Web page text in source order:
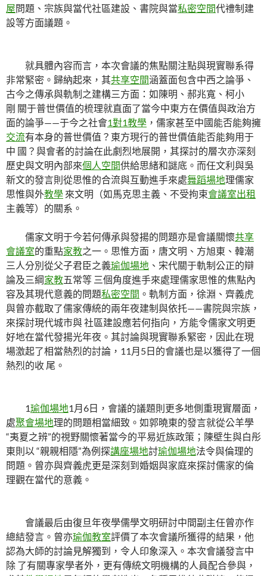
屋問題、宗族與當代社區建設、書院與當私密空間代禮制建
設等方面議題。
就具體內容而言，本次會議的焦點關注點與現實聯系得
非常緊密。歸納起來，其共享空間涵蓋面包含中西之論爭、
古今之傳承與軌制之建構三方面：如陳明、郝兆寬、柯小
剛 關于普世價值的梳理就直面了當今中東方在價值與政治方
面的論爭——于今之社會1對1教學 ，儒家甚至中國能否能夠擁
交流有本身的普世價值？東方現行的普世價值能否能夠用于
中 國？與會者的討論在此劇烈地展開，其探討的層次亦深刻
歷史與文明內部來個人空間供給思緒和謎底。而任文利與吳
新文的發言則從思惟的合流與互動進手來處舞蹈場地理儒家
思惟與外教學 來文明（如馬克思主義、不受拘束會議室出租
主義等）的關系。
儒家文明于今若何傳承與發揚的問題亦是會議關懷共享
會議室的重點家教之一。思惟方面，唐文明、方旭東、韓潮
三人分別從父子君臣之義瑜伽場地 、宋代關于軌制公正的辯
論及三綱家教五常等 三個角度進手來處理儒家思惟的焦點內
容及其現代意義的問題私密空間 。軌制方面，徐淵、齊義虎
與曾亦截取了儒家傳統的兩年夜建制與依托——書院與宗族，
來探討現代城市與 社區建設應若何指向，方能令儒家文明更
好地在當代發揚光年夜。其討論與現實聯系緊密，因此在現
場激起了相當熱烈的討論，11月5日的會議也是以獲得了一個
熱烈的收 尾。
1瑜伽場地1月6日，會議的議題則更多地側重現實層面，
處聚會場地理的問題相當細致。如郭曉東的發言就從公羊學
“夷夏之辨”的視野關懷著當今的平易近族政策；陳壁生與白彤
東則以 “親親相隱”為例探講座場地討瑜伽場地法令與倫理的
問題。曾亦與齊義虎更是深刻到婚姻與家庭來探討儒家的倫
理觀在當代的意義。
會議最后由復旦年夜學儒學文明研討中間副主任曾亦作
總結發言。曾亦瑜伽教室評價了本次會議所獲得的結果，他
認為大師的討論見解獨到，令人印象深入。本次會議發言中
除 了有關專家學者外，更有傳統文明機構的人員配合參與，